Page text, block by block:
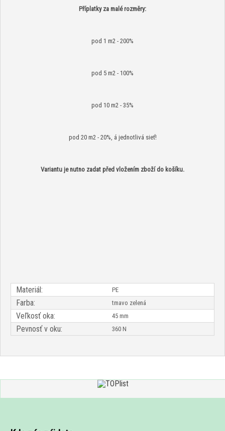
Příplatky za malé rozměry:
pod 1 m2 - 200%
pod 5 m2 - 100%
pod 10 m2 - 35%
pod 20 m2 - 20%, á jednotlivá sieť!
Variantu je nutno zadat před vložením zboží do košíku.
Materiál: PE
Farba: tmavo zelená
Veľkosť oka: 45 mm
Pevnosť v oku: 360 N